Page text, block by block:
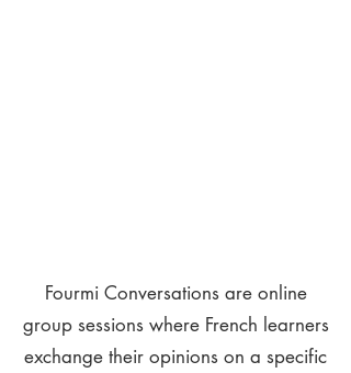
Fourmi Conversations are online
group sessions where French learners
exchange their opinions on a specific